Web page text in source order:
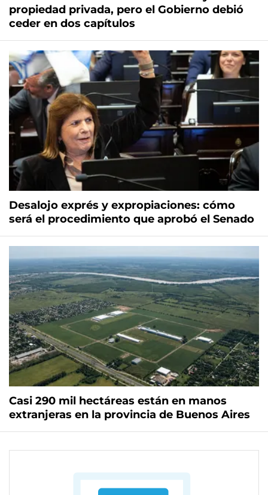
propiedad privada, pero el Gobierno debió
ceder en dos capítulos
Desalojo exprés y expropiaciones: cómo
será el procedimiento que aprobó el Senado
Casi 290 mil hectáreas están en manos
extranjeras en la provincia de Buenos Aires